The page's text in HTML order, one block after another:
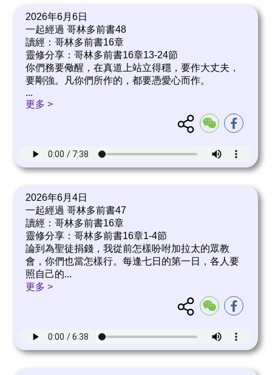
2026年6月6日
一起經過 哥林多前書48
讀經：哥林多前書16章
靈修分享：哥林多前書16章13-24節
你們務要儆醒，在真道上站立得穩，要作大丈夫，
要剛強。凡你們所作的，都要憑愛心而作。
...
更多 >
2026年6月4日
一起經過 哥林多前書47
讀經：哥林多前書16章
靈修分享：哥林多前書16章1-4節
論到為聖徒捐錢，我從前怎樣吩咐加拉太的眾教
會，你們也當怎樣行。每逢七日的第一日，各人要
照自己的...
更多 >